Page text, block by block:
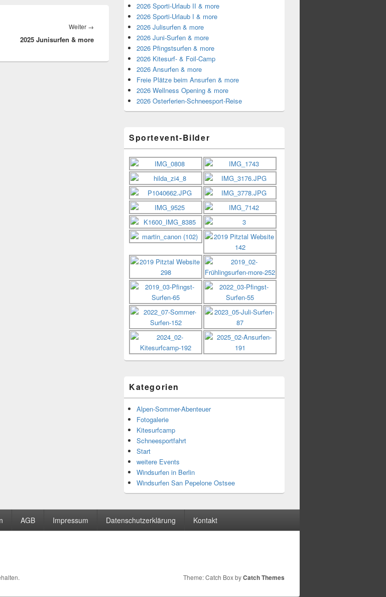
Weiter →
Beitrag:
2025 Junisurfen & more
2026 Sporti-Urlaub II & more
2026 Sporti-Urlaub I & more
2026 Julisurfen & more
2026 Juni-Surfen & more
2026 Pfingstsurfen & more
2026 Kitesurf- & Foil-Camp
2026 Ansurfen & more
Freie Plätze beim Ansurfen & more
2026 Wellness Opening & more
2026 Osterferien-Schneesport-Reise
Sportevent-Bilder
Kategorien
Alpen-Sommer-Abenteuer
Fotogalerie
Kitesurfcamp
Schneesportfahrt
Start
weitere Events
Windsurfen in Berlin
Windsurfen San Pepelone Ostsee
AGB Impressum Datenschutzerklärung Kontakt
Theme: Catch Box byCatch Themes